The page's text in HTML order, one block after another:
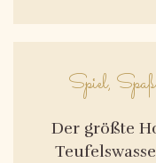
Spiel,
Der größte